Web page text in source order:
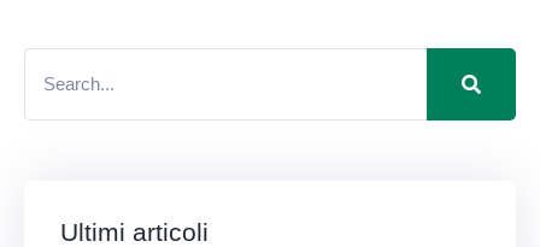
Ultimi articoli